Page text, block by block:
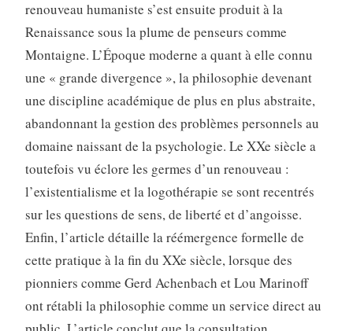
renouveau humaniste s’est ensuite produit à la
Renaissance sous la plume de penseurs comme
Montaigne. L’Époque moderne a quant à elle connu
une « grande divergence », la philosophie devenant
une discipline académique de plus en plus abstraite,
abandonnant la gestion des problèmes personnels au
domaine naissant de la psychologie. Le XXe siècle a
toutefois vu éclore les germes d’un renouveau :
l’existentialisme et la logothérapie se sont recentrés
sur les questions de sens, de liberté et d’angoisse.
Enfin, l’article détaille la réémergence formelle de
cette pratique à la fin du XXe siècle, lorsque des
pionniers comme Gerd Achenbach et Lou Marinoff
ont rétabli la philosophie comme un service direct au